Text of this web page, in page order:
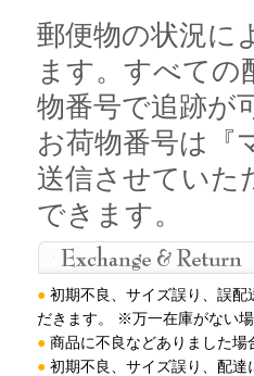
郵便物の状況に
ます。すべての
物番号で追跡が
お荷物番号は『
送信させていた
できます。
● 初期不良、サイズ誤り、誤
だきます。 ※万一在庫がない
● 商品に不良などありました
● 初期不良、サイズ誤り、配達